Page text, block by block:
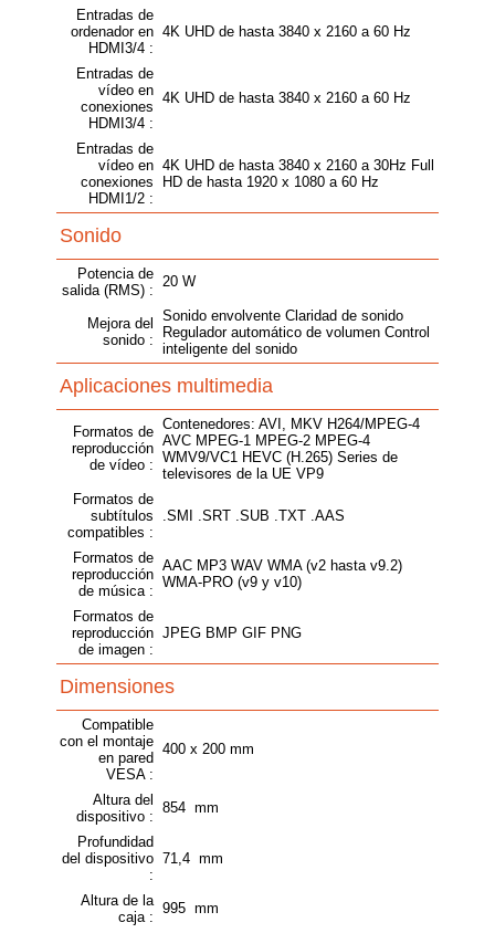
Entradas de
ordenador en
HDMI3/4 :
4K UHD de hasta 3840 x 2160 a 60 Hz
Entradas de
vídeo en
conexiones
HDMI3/4 :
4K UHD de hasta 3840 x 2160 a 60 Hz
Entradas de
vídeo en
conexiones
HDMI1/2 :
4K UHD de hasta 3840 x 2160 a 30Hz Full
HD de hasta 1920 x 1080 a 60 Hz
Sonido
Potencia de
salida (RMS) :
20 W
Mejora del
sonido :
Sonido envolvente Claridad de sonido
Regulador automático de volumen Control
inteligente del sonido
Aplicaciones multimedia
Formatos de
reproducción
de vídeo :
Contenedores: AVI, MKV H264/MPEG-4
AVC MPEG-1 MPEG-2 MPEG-4
WMV9/VC1 HEVC (H.265) Series de
televisores de la UE VP9
Formatos de
subtítulos
compatibles :
.SMI .SRT .SUB .TXT .AAS
Formatos de
reproducción
de música :
AAC MP3 WAV WMA (v2 hasta v9.2)
WMA-PRO (v9 y v10)
Formatos de
reproducción
de imagen :
JPEG BMP GIF PNG
Dimensiones
Compatible
con el montaje
en pared
VESA :
400 x 200 mm
Altura del
dispositivo :
854 mm
Profundidad
del dispositivo
:
71,4 mm
Altura de la
caja :
995 mm